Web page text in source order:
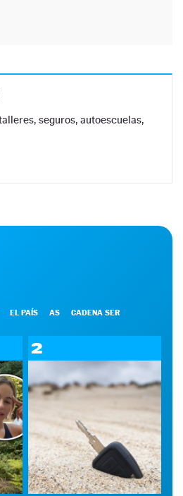
seguros, autoescuelas,
EL PAÍS AS CADENA SER
2